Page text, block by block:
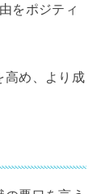
をポジティ
め、より成